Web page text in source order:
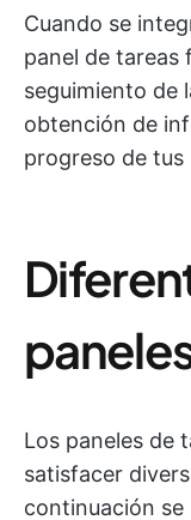
Cuando se
panel de tareas
seguimiento de
obtención de
progreso de
Los paneles de
satisfacer
continuación